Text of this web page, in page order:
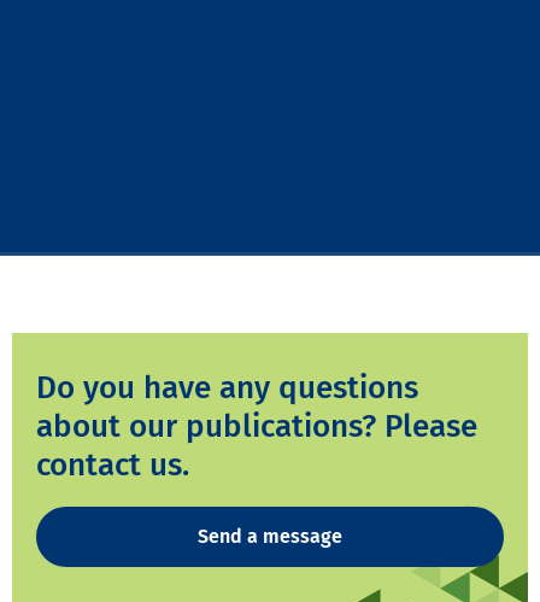
Do you have any questions
about our publications? Please
contact us.
Send a message